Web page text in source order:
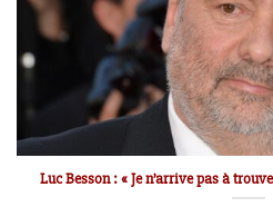
Luc Besson : « Je n’arrive pas à